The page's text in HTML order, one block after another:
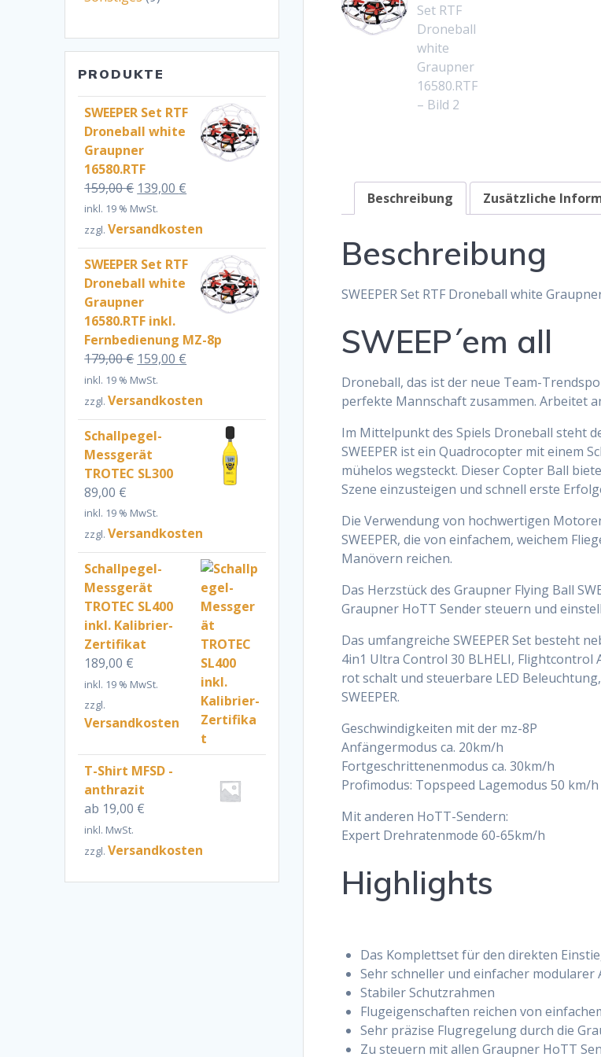
PRODUKTE
SWEEPER Set RTF
Droneball white
Graupner
16580.RTF
159,00€ Ursprünglicher
Preis
war:
159,00 €
139,00 €
ist:
139,00 €.
inkl. 19 % MwSt.
zzgl.Versandkosten
SWEEPER Set RTF
Droneball white
Graupner
16580.RTF inkl.
Fernbedienung MZ-8p
179,00€ Ursprünglicher
Preis
war:
159,00 €
ist:
inkl. 19 % MwSt.
zzgl.Versandkosten
Schallpegel-
Messgerät
TROTEC SL300
89,00 €
inkl. 19 % MwSt.
zzgl.Versandkosten
Schallpegel-
Messgerät
TROTEC SL400
inkl. Kalibrier-
Zertifikat
189,00 €
inkl. 19 % MwSt.
zzgl.
Versandkosten
T-Shirt MFSD -
anthrazit
ab 19,00 €
inkl. MwSt.
zzgl.Versandkosten
Beschreibung Zusätzliche
Beschreibung
SWEEPER Set RTF Droneball white
SWEEP´em all
Droneball, das ist der neue Team-
perfekte Mannschaft zusammen. Arbeitet
Im Mittelpunkt des Spiels Droneball steht
SWEEPER ist ein Quadrocopter mit einem
mühelos wegsteckt. Dieser Copter Ball
Szene einzusteigen und schnell erste
Die Verwendung von hochwertigen
SWEEPER, die von einfachem, weichem
Manövern reichen.
Das Herzstück des Graupner Flying Ball
Graupner HoTT Sender steuern und
Das umfangreiche SWEEPER Set besteht
4in1 Ultra Control 30 BLHELI, Flightcontrol
rot schalt und steuerbare LED
SWEEPER.
Geschwindigkeiten mit der mz-8P
Anfängermodus ca. 20km/h
Fortgeschrittenenmodus ca. 30km/h
Profimodus: Topspeed Lagemodus 50 km/h
Mit anderen HoTT-Sendern:
Expert Drehratenmode 60-65km/h
Highlights
Das Komplettset für den direkten
Sehr schneller und einfacher modularer
Stabiler Schutzrahmen
Flugeigenschaften reichen von
Sehr präzise Flugregelung durch die
Zu steuern mit allen Graupner HoTT